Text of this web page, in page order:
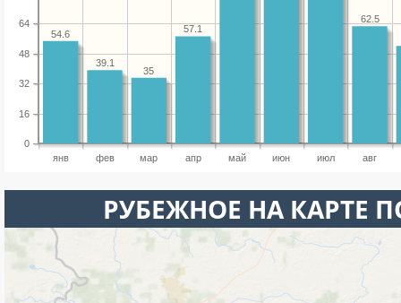
янв фев мар апр май июн июл авг
0
16
32
48
64 62.5
57.1
35
39.1
54.6
РУБЕЖНОЕ НА КАРТЕ